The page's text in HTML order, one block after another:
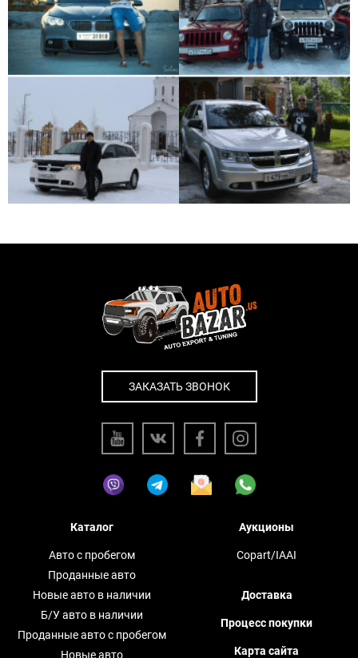
ЗАКАЗАТЬ ЗВОНОК
Каталог
Авто с пробегом
Проданные авто
Новые авто в наличии
Б/У авто в наличии
Проданные авто с пробегом
Новые авто
Аукционы
Copart/IAAI
Доставка
Процесс покупки
Карта сайта